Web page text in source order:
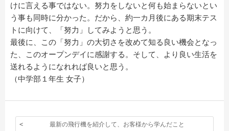
けに言える事ではない。努力をしないと何も始まらないとい
う事も同時に分かった。だから、約一カ月後にある期末テス
トに向けて、「努力」してみようと思う。
最後に、この「努力」の大切さを改めて知る良い機会となっ
た、このオープンデイに感謝する。そして、より良い生活を
送れるようになれれば良いと思う。
（中学部１年生 女子）
最新の飛行機を紹介して、お客様から学んだこと